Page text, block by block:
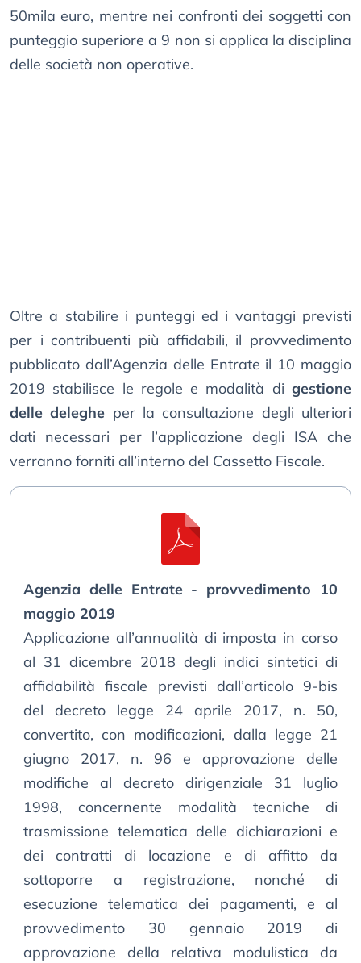
50mila euro, mentre nei confronti dei soggetti con
punteggio superiore a 9 non si applica la disciplina
delle società non operative.
Oltre a stabilire i punteggi ed i vantaggi previsti
per i contribuenti più affidabili, il provvedimento
pubblicato dall’Agenzia delle Entrate il 10 maggio
2019 stabilisce le regole e modalità di gestione
delle deleghe per la consultazione degli ulteriori
dati necessari per l’applicazione degli ISA che
verranno forniti all’interno del Cassetto Fiscale.
Agenzia delle Entrate - provvedimento 10
maggio 2019
Applicazione all’annualità di imposta in corso
al 31 dicembre 2018 degli indici sintetici di
affidabilità fiscale previsti dall’articolo 9-bis
del decreto legge 24 aprile 2017, n. 50,
convertito, con modificazioni, dalla legge 21
giugno 2017, n. 96 e approvazione delle
modifiche al decreto dirigenziale 31 luglio
1998, concernente modalità tecniche di
trasmissione telematica delle dichiarazioni e
dei contratti di locazione e di affitto da
sottoporre a registrazione, nonché di
esecuzione telematica dei pagamenti, e al
provvedimento 30 gennaio 2019 di
approvazione della relativa modulistica da